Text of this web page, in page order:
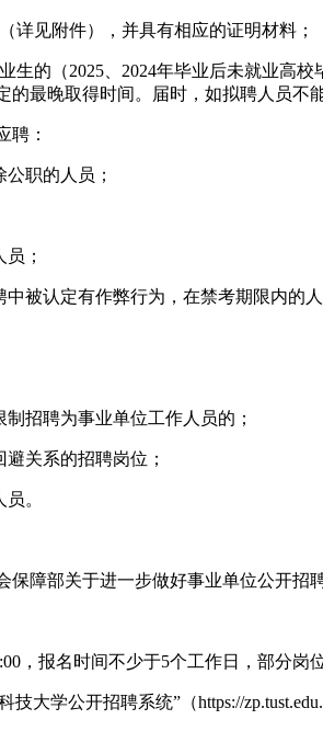
详见附件），并具有相应的证明材料；
生的（2025、2024年毕业后未就业高
最晚取得时间。届时，如拟聘人员不
聘：
职的人员；
；
被认定有作弊行为，在禁考期限内的人
招聘为事业单位工作人员的；
关系的招聘岗位；
。
保障部关于进一步做好事业单位公开招
，报名时间不少于5个工作日，部分岗
技大学公开招聘系统”（https://